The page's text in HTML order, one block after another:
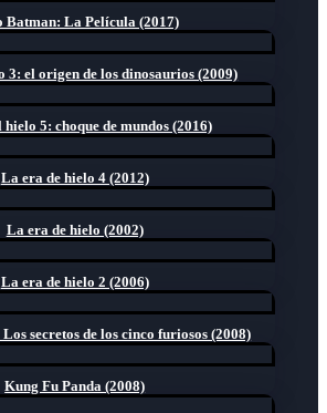
Batman: La Película (2017)
3: el origen de los dinosaurios (2009)
5: choque de mundos (2016)
La era de hielo 4 (2012)
La era de hielo (2002)
La era de hielo 2 (2006)
secretos de los cinco furiosos (2008)
Kung Fu Panda (2008)